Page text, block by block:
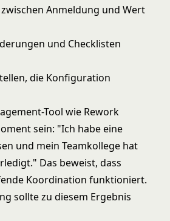
Anmeldung und Wert
und Checklisten
die Konfiguration
Tool wie Rework
sein: "Ich habe eine
und mein Teamkollege hat
Das beweist, dass
Koordination funktioniert.
sollte zu diesem Ergebnis